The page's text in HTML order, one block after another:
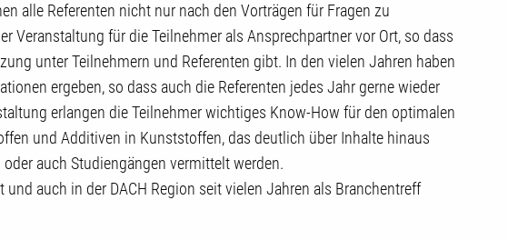
alle Referenten nicht nur nach den Vorträgen für Fragen zu
Veranstaltung für die Teilnehmer als Ansprechpartner vor Ort, so dass
unter Teilnehmern und Referenten gibt. In den vielen Jahren haben
ergeben, so dass auch die Referenten jedes Jahr gerne wieder
erlangen die Teilnehmer wichtiges Know-How für den optimalen
und Additiven in Kunststoffen, das deutlich über Inhalte hinaus
auch Studiengängen vermittelt werden.
auch in der DACH Region seit vielen Jahren als Branchentreff